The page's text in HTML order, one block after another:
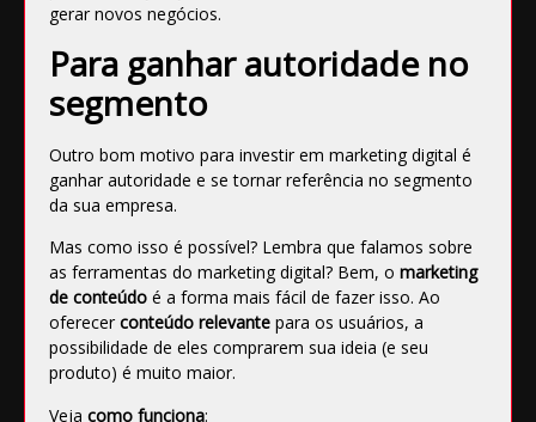
gerar novos negócios.
Para ganhar autoridade no
segmento
Outro bom motivo para investir em marketing digital é
ganhar autoridade e se tornar referência no segmento
da sua empresa.
Mas como isso é possível? Lembra que falamos sobre
as ferramentas do marketing digital? Bem, o marketing
de conteúdo é a forma mais fácil de fazer isso. Ao
oferecer conteúdo relevante para os usuários, a
possibilidade de eles comprarem sua ideia (e seu
produto) é muito maior.
Veja como funciona: